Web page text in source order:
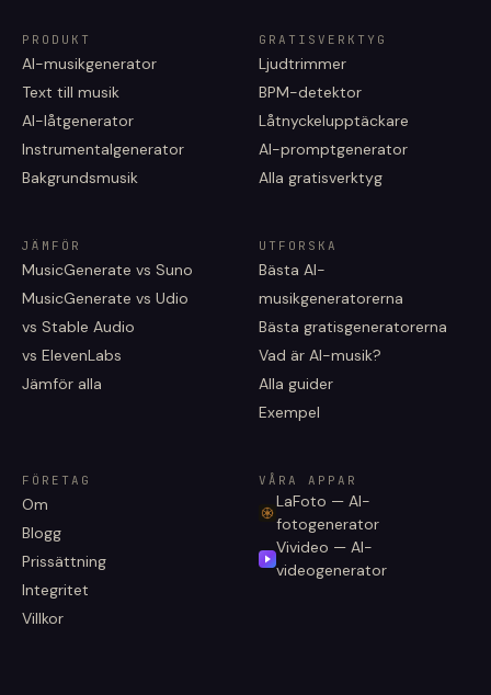
PRODUKT
AI-musikgenerator
Text till musik
AI-låtgenerator
Instrumentalgenerator
Bakgrundsmusik
GRATISVERKTYG
Ljudtrimmer
BPM-detektor
Låtnyckelupptäckare
AI-promptgenerator
Alla gratisverktyg
JÄMFÖR
MusicGenerate vs Suno
MusicGenerate vs Udio
vs Stable Audio
vs ElevenLabs
Jämför alla
UTFORSKA
Bästa AI-
musikgeneratorerna
Bästa gratisgeneratorerna
Vad är AI-musik?
Alla guider
Exempel
FÖRETAG
Om
Blogg
Prissättning
Integritet
Villkor
VÅRA APPAR
LaFoto — AI-
fotogenerator
Vivideo — AI-
videogenerator